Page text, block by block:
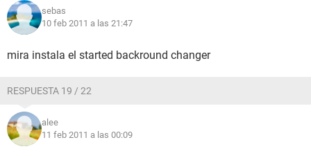
sebas
10 feb 2011 a las 21:47
mira instala el started backround changer
RESPUESTA 19 / 22
alee
11 feb 2011 a las 00:09